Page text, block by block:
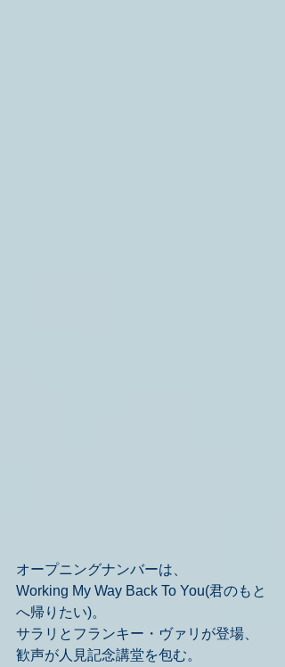
オープニングナンバーは、
Working My Way Back To You(君のもと
へ帰りたい)。
サラリとフランキー・ヴァリが登場、
歓声が人見記念講堂を包む。